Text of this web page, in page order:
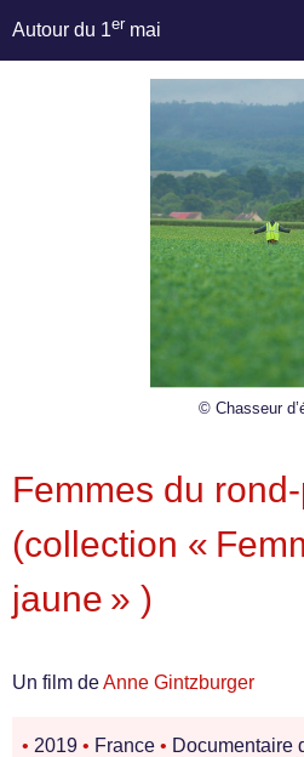
Autour du 1er mai
© Chasseur
Femmes du
(collection «
jaune » )
Un film deAnne Gintzburger
• 2019 • France • Documentaire